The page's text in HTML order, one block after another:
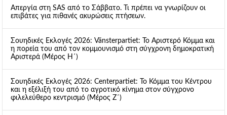
Απεργία στη SAS από το Σάββατο. Τι πρέπει να γνωρίζουν οι
επιβάτες για πιθανές ακυρώσεις πτήσεων.
Σουηδικές Εκλογές 2026: Vänsterpartiet: Το Αριστερό Κόμμα και
η πορεία του από τον κομμουνισμό στη σύγχρονη δημοκρατική
Αριστερά (Μέρος Η΄)
Σουηδικές Εκλογές 2026: Centerpartiet: Το Κόμμα του Κέντρου
και η εξέλιξή του από το αγροτικό κίνημα στον σύγχρονο
φιλελεύθερο κεντρισμό (Μέρος Ζ΄)